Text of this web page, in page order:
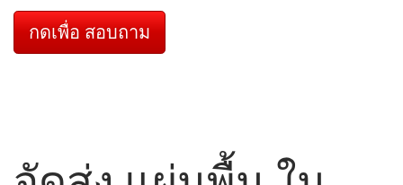
กดเพื่อ สอบถาม